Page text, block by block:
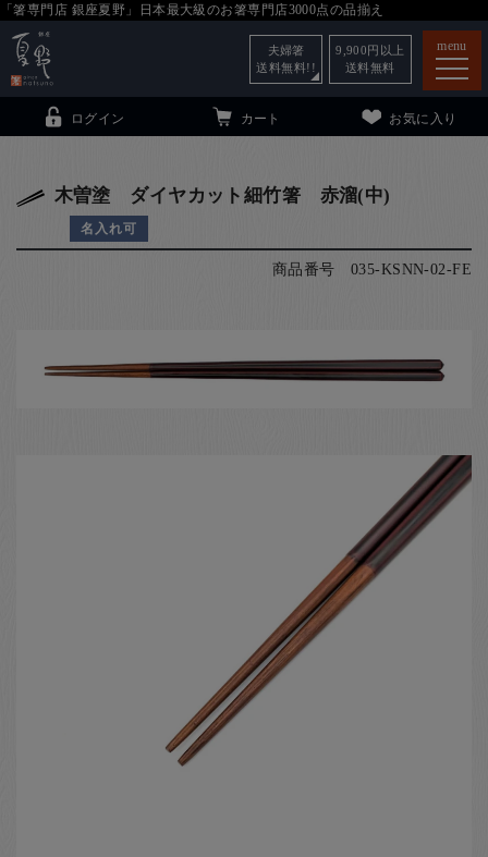
「箸専門店 銀座夏野」日本最大級のお箸専門店3000点の品揃え
menu
箸（贈答用・自宅用）
こども和食器 小夏について
ログイン カート お気に入り
夫婦箸
送料無料!!
9,900 円以上
送料無料
木曽塗 ダイヤカット細竹箸 赤溜(中)
名入れ可
商品番号 035-KSNN-02-FE